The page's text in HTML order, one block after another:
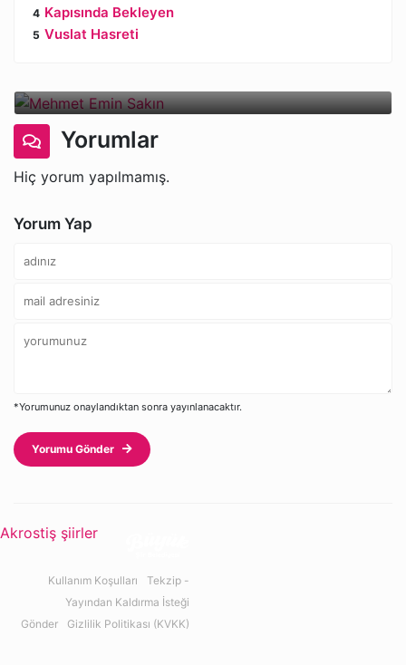
Kapısında Bekleyen
Vuslat Hasreti
Yorumlar
Hiç yorum yapılmamış.
Yorum Yap
*Yorumunuz onaylandıktan sonra yayınlanacaktır.
Yorumu Gönder
Akrostiş şiirler
Kullanım Koşulları
Tekzip -
Yayından Kaldırma İsteği
Gönder
Gizlilik Politikası (KVKK)